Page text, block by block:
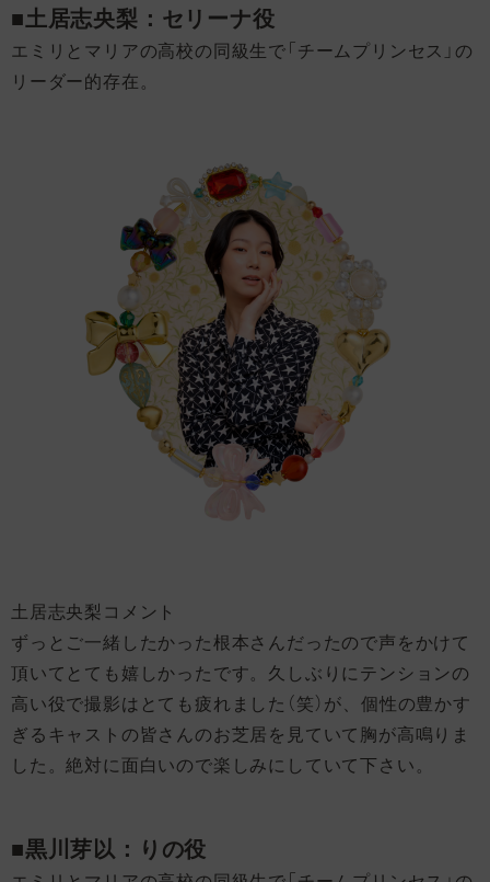
■土居志央梨：セリーナ役
エミリとマリアの高校の同級生で「チームプリンセス」の
リーダー的存在。
土居志央梨コメント
ずっとご一緒したかった根本さんだったので声をかけて
頂いてとても嬉しかったです。久しぶりにテンションの
高い役で撮影はとても疲れました（笑）が、個性の豊かす
ぎるキャストの皆さんのお芝居を見ていて胸が高鳴りま
した。絶対に面白いので楽しみにしていて下さい。
■黒川芽以：りの役